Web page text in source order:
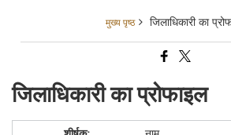
मुख्य पृष्ठ जिलाधिकारी का
जिलाधिकारी का प्रोफाइल